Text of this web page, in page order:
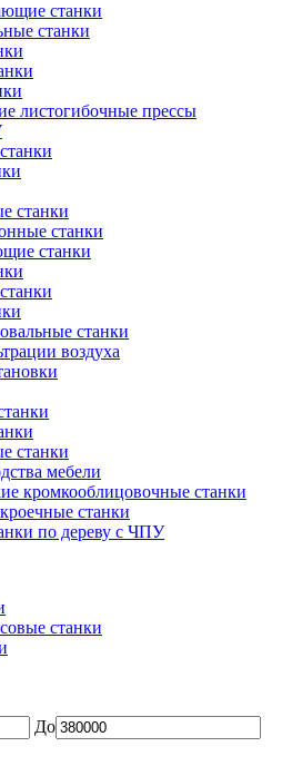
станки
станки
листогибочные прессы
станки
станки
станки
станки
воздуха
станки
мебели
кромкооблицовочные станки
станки
по дереву с ЧПУ
станки
До